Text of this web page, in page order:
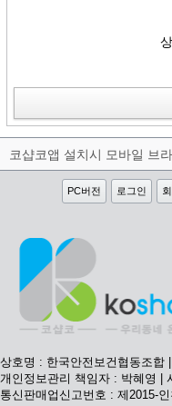
PC버전 로그인
상호명 : 한국안전보건협동조합
개인정보관리 책임자 : 박혜영 |
통신판매업신고번호 : 제2015-